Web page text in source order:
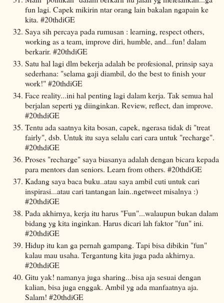
fun lagi. Capek mikirin ntar orang lain bakalan ngapain ke
kita. #20thdiGE
Saya sih percaya pada rumusan : learning, respect others,
working as a team, improve diri, humble, and...fun! dalam
berkarir. #20thdiGE
Satu hal lagi dlm bekerja adalah be profesional, prinsip saya
sederhana: "selama gaji diambil, do the best to finish your
work!" #20thdiGE
Face reality...ini hal penting lagi dalam kerja. Tak semua hal
berjalan seperti yg diinginkan. Review, reflect, dan improve.
#20thdiGE
Tentu ada saatnya kita bosan, capek, ngerasa tidak di "treat
fairly", dsb. Untuk itu saya selalu cari cara untuk "recharge".
#20thdiGE
Proses "recharge" saya biasanya adalah dengan bicara kepada
para mentors dan seniors. Learn from others. #20thdiGE
Kadang saya baca buku..atau saya ambil cuti untuk cari
inspirasi...atau cari tantangan lain..ngetweet misalnya :)
#20thdiGE
Pada akhirnya, kerja itu harus "Fun"...walaupun bukan dalam
bidang yg kita inginkan. Harus dicari lah faktor "fun" ini.
#20thdiGE
Hidup itu kan ga pernah gampang. Tapi bisa dibikin "fun"
kalau mau usaha. Tergantung kita juga pada akhirnya.
#20thdiGE
Gitu yak! namanya juga sharing...bisa aja sesuai dengan
kalian, bisa juga enggak. Ambil yg ada manfaatnya aja.
Salam! #20thdiGE